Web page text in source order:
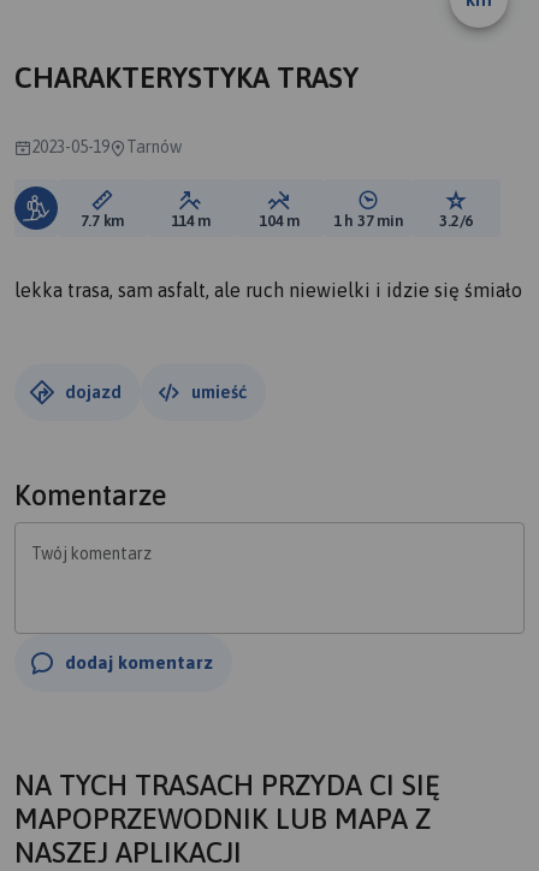
CHARAKTERYSTYKA TRASY
2023-05-19 Tarnów
Długość trasy:
7.7 km Suma przewyższeń:
114 m Suma spadków:
104 m Średni czas potrzebny
1 h 37 min Ocena
3.2/6
lekka trasa, sam asfalt, ale ruch niewielki i idzie się śmiało
dojazd umieść
Komentarze
Twój komentarz
dodaj komentarz
NA TYCH TRASACH PRZYDA CI SIĘ
MAPOPRZEWODNIK LUB MAPA Z
NASZEJ APLIKACJI